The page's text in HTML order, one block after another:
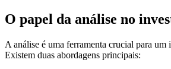
O papel da análise no
A análise é uma ferramenta crucial para um
Existem duas abordagens principais: